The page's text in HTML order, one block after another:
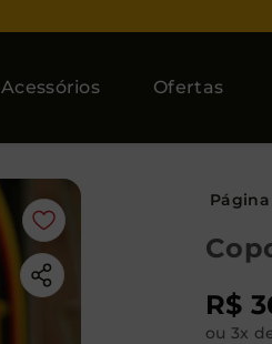
Acessórios Ofertas
R$
ou 3x